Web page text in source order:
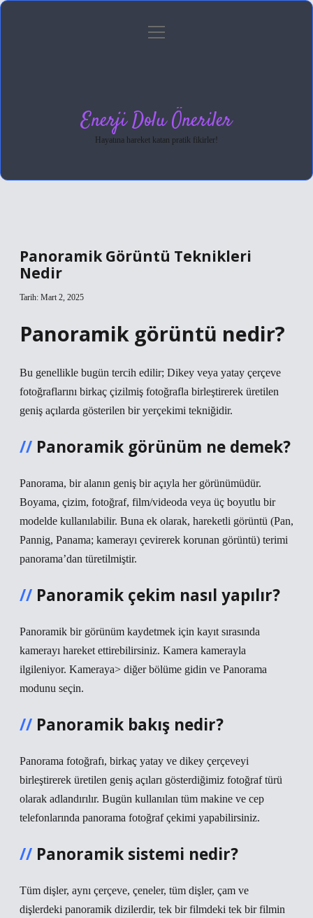
Gizlilik Politikası
menüyü
Enerji Dolu Öneriler
Hayatına hareket katan pratik fikirler!
Panoramik Görüntü Teknikleri
Nedir
Tarih: Mart 2, 2025
Panoramik görüntü nedir?
Bu genellikle bugün tercih edilir; Dikey veya yatay çerçeve
fotoğraflarını birkaç çizilmiş fotoğrafla birleştirerek üretilen
geniş açılarda gösterilen bir yerçekimi tekniğidir.
Panoramik görünüm ne demek?
Panorama, bir alanın geniş bir açıyla her görünümüdür.
Boyama, çizim, fotoğraf, film/videoda veya üç boyutlu bir
modelde kullanılabilir. Buna ek olarak, hareketli görüntü (Pan,
Pannig, Panama; kamerayı çevirerek korunan görüntü) terimi
panorama’dan türetilmiştir.
Panoramik çekim nasıl yapılır?
Panoramik bir görünüm kaydetmek için kayıt sırasında
kamerayı hareket ettirebilirsiniz. Kamera kamerayla
ilgileniyor. Kameraya> diğer bölüme gidin ve Panorama
modunu seçin.
Panoramik bakış nedir?
Panorama fotoğrafı, birkaç yatay ve dikey çerçeveyi
birleştirerek üretilen geniş açıları gösterdiğimiz fotoğraf türü
olarak adlandırılır. Bugün kullanılan tüm makine ve cep
telefonlarında panorama fotoğraf çekimi yapabilirsiniz.
Panoramik sistemi nedir?
Tüm dişler, aynı çerçeve, çeneler, tüm dişler, çam ve
dişlerdeki panoramik dizilerdir, tek bir filmdeki tek bir filmin